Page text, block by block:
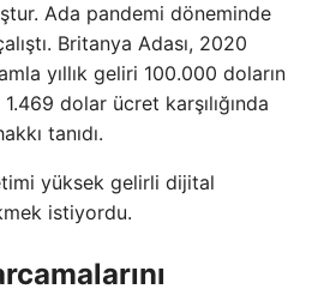
Ada pandemi döneminde
Britanya Adası, 2020
yıllık geliri 100.000 doların
dolar ücret karşılığında
tanıdı.
yüksek gelirli dijital
istiyordu.